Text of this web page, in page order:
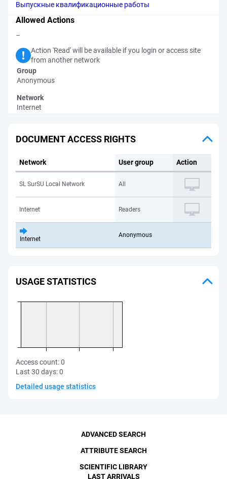
Выпускные квалификационные работы
Allowed Actions
–
Action 'Read' will be available if you login or access site
from another network
Group
Anonymous
Network
Internet
DOCUMENT ACCESS RIGHTS
Network User group Action
SL SurSU Local Network All
Internet Readers
Internet
Anonymous
USAGE STATISTICS
Access count:0
Last 30 days:0
Detailed usage statistics
ADVANCED SEARCH
ATTRIBUTE SEARCH
SCIENTIFIC LIBRARY
LAST ARRIVALS